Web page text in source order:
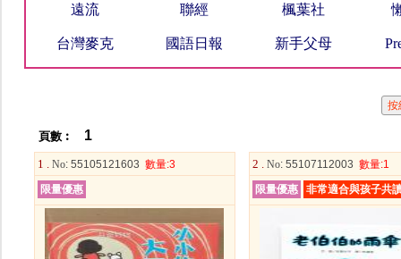
遠流 聯經 楓葉社
台灣麥克 國語日報 新手父母
頁數︰ 1
1 . No: 55105121603 數量:3
限量優惠
2 . No: 55107112003 數量:1
限量優惠
非常適合與孩子共